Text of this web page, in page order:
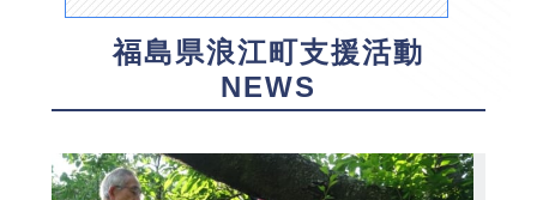
福島県浪江町支援活動
NEWS